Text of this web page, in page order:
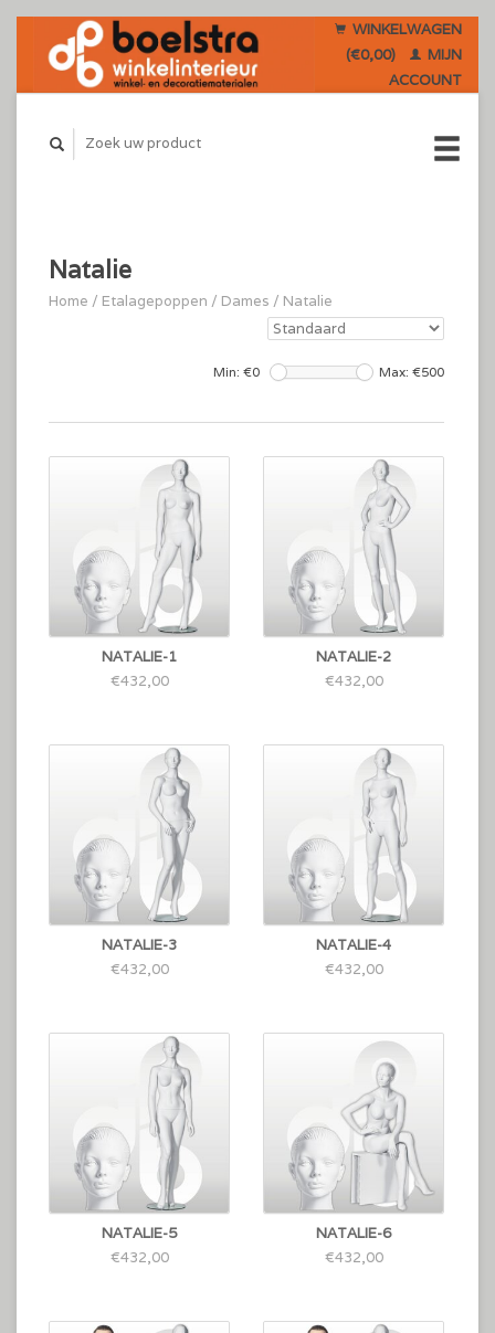
WINKELWAGEN
(€0,00)
MIJN
ACCOUNT
Natalie
Home / Etalagepoppen / Dames / Natalie
Min: €0 Max: €500
NATALIE-1
€432,00
NATALIE-2
€432,00
NATALIE-3
€432,00
NATALIE-4
€432,00
NATALIE-5
€432,00
NATALIE-6
€432,00